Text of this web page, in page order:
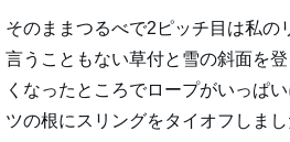
そのままつるべで2ピッチ目は私の
言うこともない草付と雪の斜面を
くなったところでロープがいっぱ
ツの根にスリングをタイオフしまし